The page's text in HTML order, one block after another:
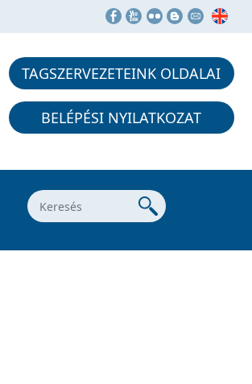
TAGSZERVEZETEINK OLDALAI
BELÉPÉSI NYILATKOZAT